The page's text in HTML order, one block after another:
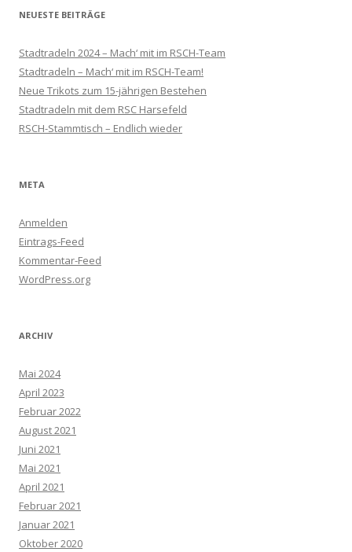
NEUESTE BEITRÄGE
Stadtradeln 2024 – Mach‘ mit im RSCH-Team
Stadtradeln – Mach‘ mit im RSCH-Team!
Neue Trikots zum 15-jährigen Bestehen
Stadtradeln mit dem RSC Harsefeld
RSCH-Stammtisch – Endlich wieder
META
Anmelden
Eintrags-Feed
Kommentar-Feed
WordPress.org
ARCHIV
Mai 2024
April 2023
Februar 2022
August 2021
Juni 2021
Mai 2021
April 2021
Februar 2021
Januar 2021
Oktober 2020